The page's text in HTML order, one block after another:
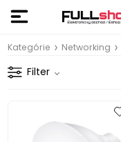
Kategórie Networking
Filter